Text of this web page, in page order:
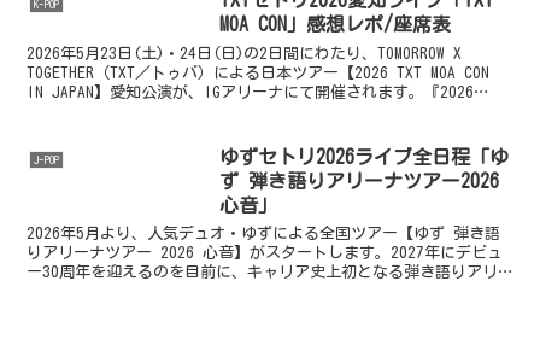
K-POP
MOA CON」感想レポ/座席表
2026年5月23日(土)・24日(日)の2日間にわたり、TOMORROW X
TOGETHER（TXT／トゥバ）による日本ツアー【2026 TXT MOA CON
IN JAPAN】愛知公演が、IGアリーナにて開催されます。『2026
J-POP
ゆずセトリ2026ライブ全日程「ゆ
ず 弾き語りアリーナツアー2026
心音」
2026年5月より、人気デュオ・ゆずによる全国ツアー【ゆず 弾き語
りアリーナツアー 2026 心音】がスタートします。2027年にデビュ
ー30周年を迎えるのを目前に、キャリア史上初となる弾き語りアリ